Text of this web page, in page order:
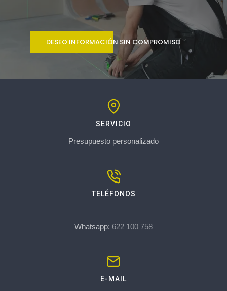
DESEO INFORMACIÓN SIN COMPROMISO
SERVICIO
Presupuesto personalizado
TELÉFONOS
Whatsapp: 622 100 758
E-MAIL